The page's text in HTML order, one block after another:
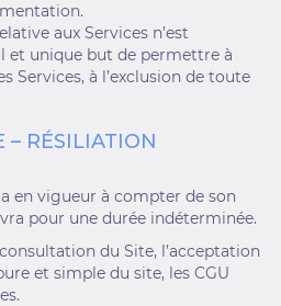
aux Services n’est
et unique but de permettre à
Services, à l’exclusion de toute
– RÉSILIATION
en vigueur à compter de son
pour une durée indéterminée.
du Site, l’acceptation
et simple du site, les CGU